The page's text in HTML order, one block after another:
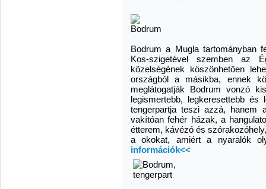
Bodrum a Mugla tartományban
Kos-szigetével szemben az
közelségének köszönhetően
országból a másikba, ennek
meglátogatják Bodrum vonzó
legismertebb, legkeresettebb és
tengerpartja teszi azzá, hanem
vakítóan fehér házak, a
étterem, kávézó és
a okokat, amiért a nyaralók
információk<<